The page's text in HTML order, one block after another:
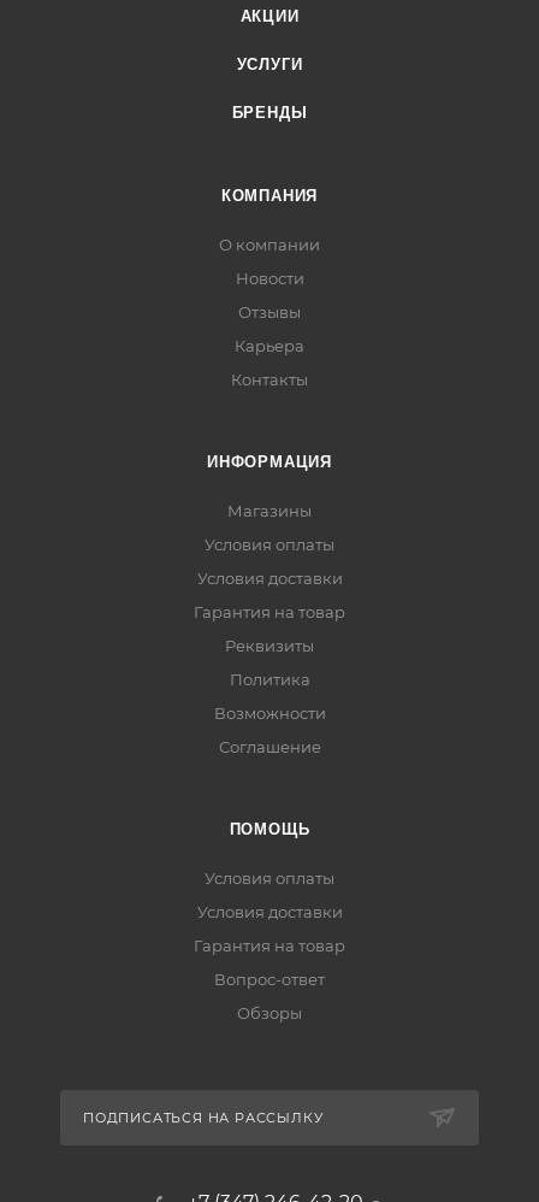
АКЦИИ
УСЛУГИ
БРЕНДЫ
КОМПАНИЯ
О компании
Новости
Отзывы
Карьера
Контакты
ИНФОРМАЦИЯ
Магазины
Условия оплаты
Условия доставки
Гарантия на товар
Реквизиты
Политика
Возможности
Соглашение
ПОМОЩЬ
Условия оплаты
Условия доставки
Гарантия на товар
Вопрос-ответ
Обзоры
ПОДПИСАТЬСЯ НА РАССЫЛКУ